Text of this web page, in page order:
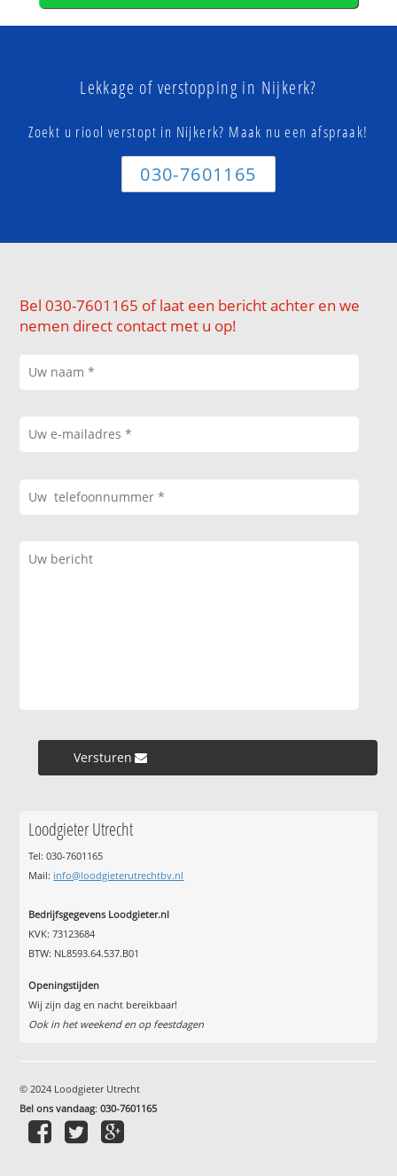
Lekkage of verstopping in Nijkerk?
Zoekt u riool verstopt in Nijkerk? Maak nu een afspraak!
030-7601165
Bel 030-7601165 of laat een bericht achter en we
nemen direct contact met u op!
Versturen »
Loodgieter Utrecht
Tel: 030-7601165
Mail: info@loodgieterutrechtbv.nl
Bedrijfsgegevens Loodgieter.nl
KVK: 73123684
BTW: NL8593.64.537.B01
Openingstijden
Wij zijn dag en nacht bereikbaar!
Ook in het weekend en op feestdagen
© 2024 Loodgieter Utrecht
Bel ons vandaag:030-7601165